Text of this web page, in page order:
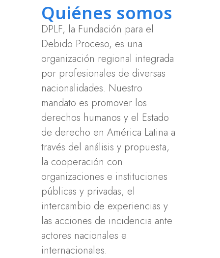
Quiénes somos
DPLF, la Fundación para el
Debido Proceso, es una
organización regional integrada
por profesionales de diversas
nacionalidades. Nuestro
mandato es promover los
derechos humanos y el Estado
de derecho en América Latina a
través del análisis y propuesta,
la cooperación con
organizaciones e instituciones
públicas y privadas, el
intercambio de experiencias y
las acciones de incidencia ante
actores nacionales e
internacionales.